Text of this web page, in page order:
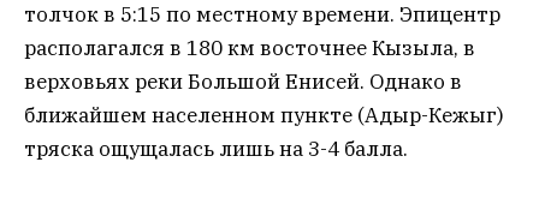
толчок в 5:15 по местному времени. Эпицентр
располагался в 180 км восточнее Кызыла, в
верховьях реки Большой Енисей. Однако в
ближайшем населенном пункте (Адыр-Кежыг)
тряска ощущалась лишь на 3-4 балла.